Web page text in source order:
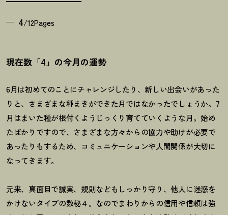
4/12Pages
現在数「4」の今月の運勢
6月は初めてのことにチャレンジしたり、新しい出会いがあった
りと、さまざまな種まきができた月ではなかったでしょうか。7
月はまいた種が根付くようじっくり育てていくような月。始め
たばかりですので、さまざまな方々からの協力や助けが必要で
あったりもするため、コミュニケーションや人間関係が大切に
なってきます。
元来、真面目で誠実、規則などもしっかり守り、他人に迷惑を
かけないタイプの数秘４。なのでまわりからの信用や信頼は強